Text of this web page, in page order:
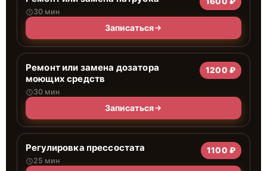
30 мин
Записаться
Ремонт или замена дозатора
моющих средств
30 мин
1200 ₽
Записаться
Регулировка прессостата
25 мин
1100 ₽